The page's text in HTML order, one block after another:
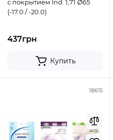
с покрытием Ind. 1,71 Ø65
(-17.0 / -20.0)
437грн
Купить
18615